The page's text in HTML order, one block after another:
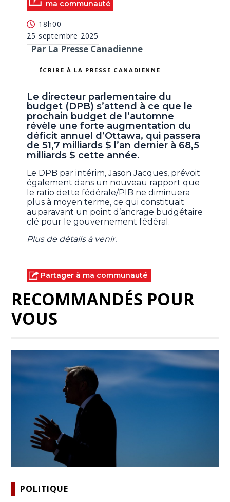
ma communauté
18h00
25 septembre 2025
Par La Presse Canadienne
ÉCRIRE À LA PRESSE CANADIENNE
Le directeur parlementaire du
budget (DPB) s’attend à ce que le
prochain budget de l’automne
révèle une forte augmentation du
déficit annuel d’Ottawa, qui passera
de 51,7 milliards $ l’an dernier à 68,5
milliards $ cette année.
Le DPB par intérim, Jason Jacques, prévoit
également dans un nouveau rapport que
le ratio dette fédérale/PIB ne diminuera
plus à moyen terme, ce qui constituait
auparavant un point d’ancrage budgétaire
clé pour le gouvernement fédéral.
Plus de détails à venir.
Partager à ma communauté
RECOMMANDÉS POUR
VOUS
POLITIQUE